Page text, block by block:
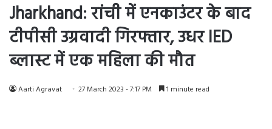
Jharkhand: रांची में एनकाउंटर के बाद
टीपीसी उग्रवादी गिरफ्तार, उधर IED
ब्लास्ट में एक महिला की मौत
Aarti Agravat 27 March 2023 - 7:17 PM 1 minute read